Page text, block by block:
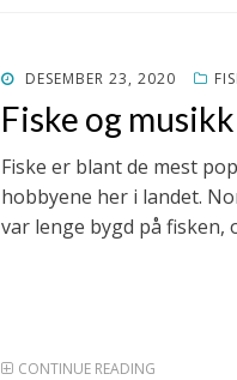
POSTED
DESEMBER 23, 2020
Fiske og musikk
Fiske er blant de mest
hobbyene her i landet.
var lenge bygd på fisken,
CONTINUE READING